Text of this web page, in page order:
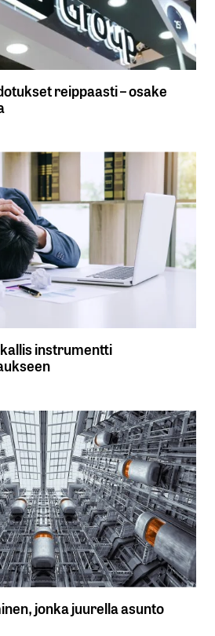
reippaasti – osake
kallis instrumentti
jonka juurella asunto